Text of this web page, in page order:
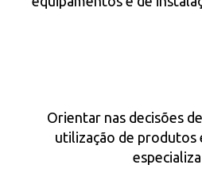
Orientar nas decisões
utilização de produtos